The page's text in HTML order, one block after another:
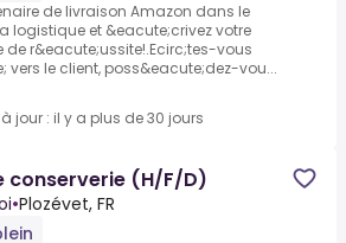
de livraison Amazon dans le
logistique et &eacute;crivez votre
de r&eacute;ussite!.Ecirc;tes-vous
vers le client, poss&eacute;dez-vou...
jour : il y a plus de 30 jours
conserverie (H/F/D)
•Plozévet, FR